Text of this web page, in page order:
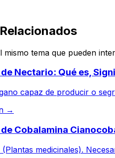
tema que pueden
Nectario: Qué es,
capaz de producir o
→
Cobalamina
(Plantas medicinales).